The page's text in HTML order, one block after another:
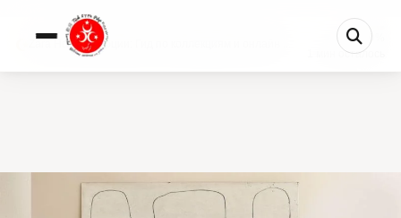
Zara Home в Турции: Гид по коллекциям и онлайн ...
0%
1 мин осталось